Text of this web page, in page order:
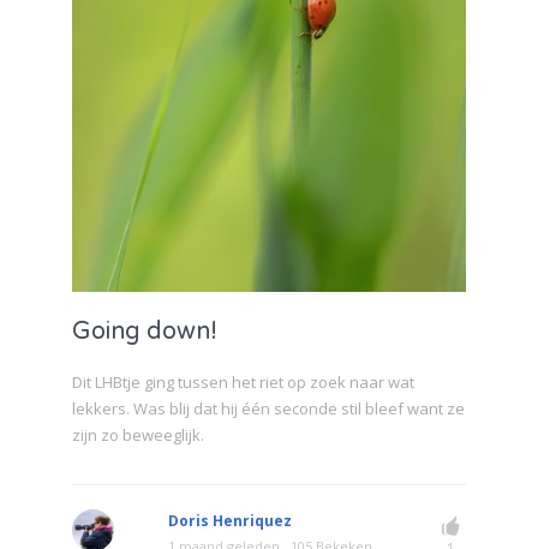
Going down!
Dit LHBtje ging tussen het riet op zoek naar wat
lekkers. Was blij dat hij één seconde stil bleef want ze
zijn zo beweeglijk.
Doris Henriquez